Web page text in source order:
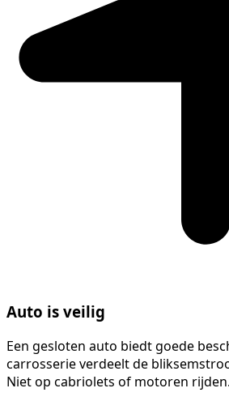
Auto is veilig
Een gesloten auto biedt goede
carrosserie verdeelt de
Niet op cabriolets of motoren rijden.